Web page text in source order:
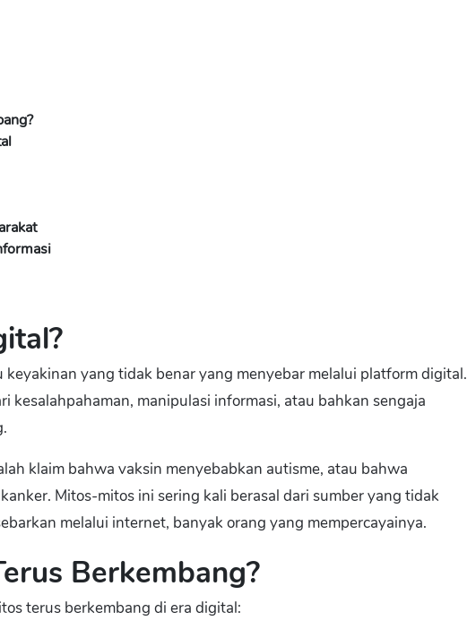
yang tidak benar yang menyebar melalui platform digital.
kesalahpahaman, manipulasi informasi, atau bahkan sengaja
klaim bahwa vaksin menyebabkan autisme, atau bahwa
Mitos-mitos ini sering kali berasal dari sumber yang tidak
melalui internet, banyak orang yang mempercayainya.
Berkembang?
terus berkembang di era digital: